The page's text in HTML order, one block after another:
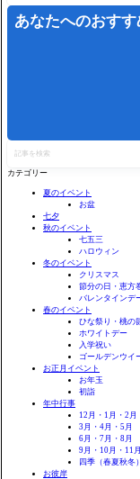
を
カテゴリー
夏のイベント
お盆
七夕
秋のイベント
七五三
ハロウィン
冬のイベント
クリスマス
節分の日・恵方
バレンタインデ
春のイベント
ひな祭り・桃の
ホワイトデー
入学祝い
ゴールデンウイ
お正月イベント
お年玉
初詣
年中行事
12月・1月・2月
3月・4月・5月
6月・7月・8月
9月・10月・11月
四季（春夏秋冬）
お彼岸
あなたへのおすす